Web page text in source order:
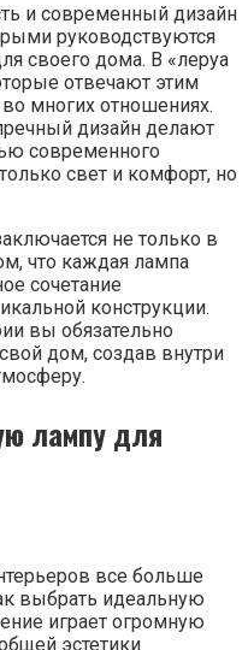
и современный дизайн
руководствуются
своего дома. В «леруа
отвечают этим
многих отношениях.
дизайн делают
современного
свет и комфорт, но
не только в
что каждая лампа
сочетание
конструкции.
вы обязательно
дом, создав внутри
лампу для
все больше
выбрать идеальную
играет огромную
эстетики